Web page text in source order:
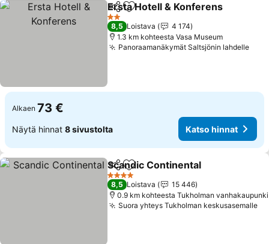
Jaa Lisää suosikkeihin
Ersta Hotell & Konferens
2 Tähtiluokitus
8,5 Loistava
4 174
1.3 km kohteesta Vasa Museum
Panoraamanäkymät Saltsjönin lahdelle
Alkaen 73 €
Näytä hinnat 8 sivustolta Katso hinnat
Jaa Lisää suosikkeihin
Scandic Continental
4 Tähtiluokitus
8,5 Loistava
15 446
0.9 km kohteesta Tukholman vanhakaupunki
Suora yhteys Tukholman keskusasemalle